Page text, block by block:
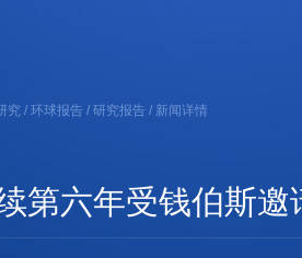
究 / 环球报告 / 研究报告 / 新闻详情
第六年受钱伯斯